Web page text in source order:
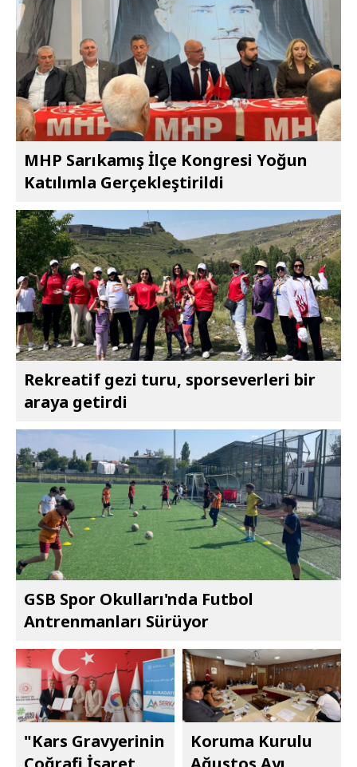
MHP Sarıkamış İlçe Kongresi Yoğun
Katılımla Gerçekleştirildi
Rekreatif gezi turu, sporseverleri bir
araya getirdi
GSB Spor Okulları'nda Futbol
Antrenmanları Sürüyor
"Kars Gravyerinin
Koruma Kurulu